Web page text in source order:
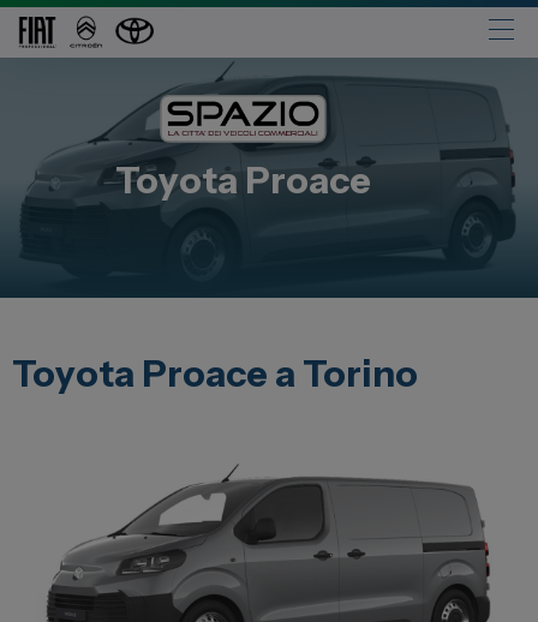
Abarth
Opel
Peugeot
Toyota Proace
Toyota Proace a Torino